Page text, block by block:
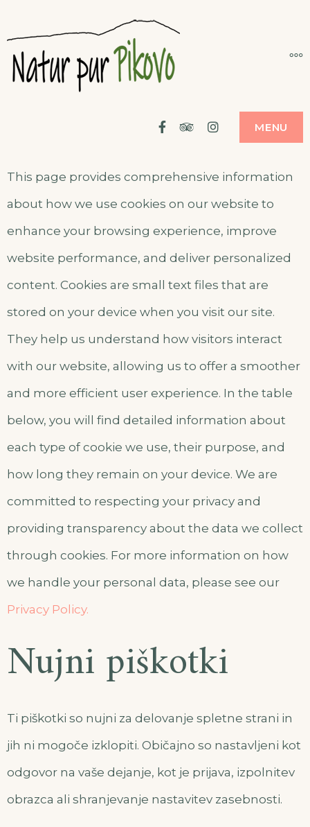
PIKOVO
FacebookTripadvisor
Instagram
MENU
This page provides comprehensive information
about how we use cookies on our website to
enhance your browsing experience, improve
website performance, and deliver personalized
content. Cookies are small text files that are
stored on your device when you visit our site.
They help us understand how visitors interact
with our website, allowing us to offer a smoother
and more efficient user experience. In the table
below, you will find detailed information about
each type of cookie we use, their purpose, and
how long they remain on your device. We are
committed to respecting your privacy and
providing transparency about the data we collect
through cookies. For more information on how
we handle your personal data, please see our
Privacy Policy.
Nujni piškotki
Ti piškotki so nujni za delovanje spletne strani in
jih ni mogoče izklopiti. Običajno so nastavljeni kot
odgovor na vaše dejanje, kot je prijava, izpolnitev
obrazca ali shranjevanje nastavitev zasebnosti.